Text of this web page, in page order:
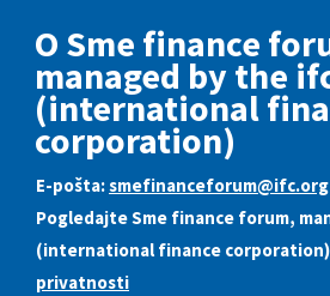
O Sme finance
managed by the
(international
corporation)
E-pošta:smefinanceforum@ifc.org
Pogledajte Sme finance forum,
(international finance
privatnosti